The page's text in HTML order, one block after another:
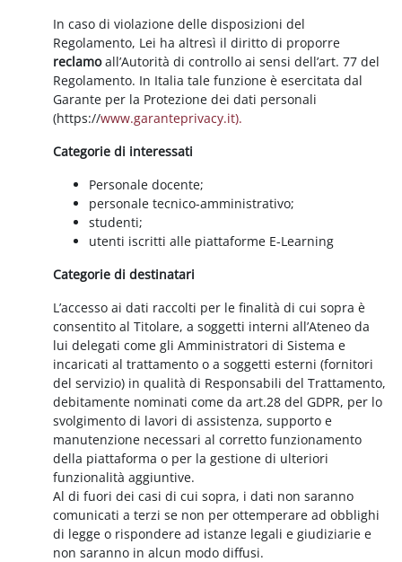
In caso di violazione delle disposizioni del
Regolamento, Lei ha altresì il diritto di proporre
reclamoall’Autorità di controllo ai sensi dell’art. 77 del
Regolamento. In Italia tale funzione è esercitata dal
Garante per la Protezione dei dati personali
(https://www.garanteprivacy.it).
Categorie di interessati
Personale docente;
personale tecnico-amministrativo;
studenti;
utenti iscritti alle piattaforme E-Learning
Categorie di destinatari
L’accesso ai dati raccolti per le finalità di cui sopra è
consentito al Titolare, a soggetti interni all’Ateneo da
lui delegati come gli Amministratori di Sistema e
incaricati al trattamento o a soggetti esterni (fornitori
del servizio) in qualità di Responsabili del Trattamento,
debitamente nominati come da art.28 del GDPR, per lo
svolgimento di lavori di assistenza, supporto e
manutenzione necessari al corretto funzionamento
della piattaforma o per la gestione di ulteriori
funzionalità aggiuntive.
Al di fuori dei casi di cui sopra, i dati non saranno
comunicati a terzi se non per ottemperare ad obblighi
di legge o rispondere ad istanze legali e giudiziarie e
non saranno in alcun modo diffusi.